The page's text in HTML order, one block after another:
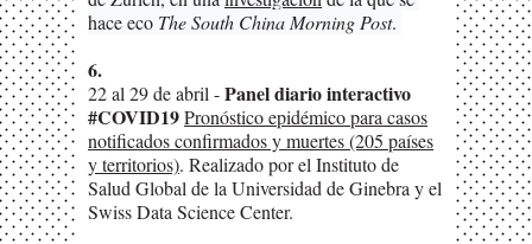
hace eco The South China Morning Post.
6.
22 al 29 de abril -Panel diario interactivo
#COVID19Pronóstico epidémico para casos
notificados confirmados y muertes (205 países
y territorios). Realizado por el Instituto de
Salud Global de la Universidad de Ginebra y el
Swiss Data Science Center.